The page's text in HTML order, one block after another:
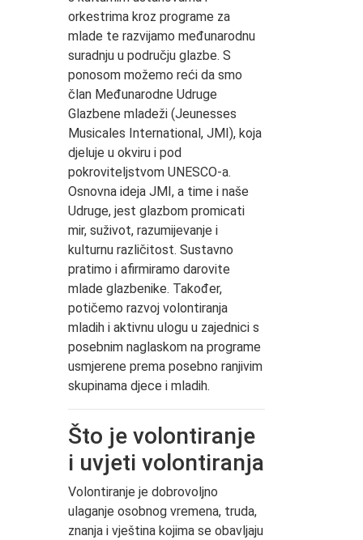
orkestrima kroz programe za
mlade te razvijamo međunarodnu
suradnju u području glazbe. S
ponosom možemo reći da smo
član Međunarodne Udruge
Glazbene mladeži (Jeunesses
Musicales International, JMI), koja
djeluje u okviru i pod
pokroviteljstvom UNESCO-a.
Osnovna ideja JMI, a time i naše
Udruge, jest glazbom promicati
mir, suživot, razumijevanje i
kulturnu različitost. Sustavno
pratimo i afirmiramo darovite
mlade glazbenike. Također,
potičemo razvoj volontiranja
mladih i aktivnu ulogu u zajednici s
posebnim naglaskom na programe
usmjerene prema posebno ranjivim
skupinama djece i mladih.
Što je volontiranje
i uvjeti volontiranja
Volontiranje je dobrovoljno
ulaganje osobnog vremena, truda,
znanja i vještina kojima se obavljaju